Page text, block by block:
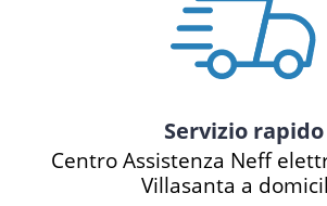
Servizio rapido
Centro Assistenza Neff
Villasanta a